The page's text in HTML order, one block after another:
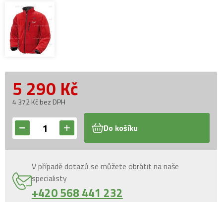
5 290 Kč
4 372 Kč bez DPH
Do košíku
V případě dotazů se můžete obrátit na naše
specialisty
+420 568 441 232